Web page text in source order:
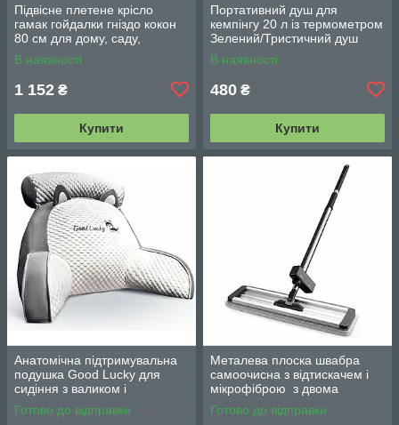
Підвісне плетене крісло
гамак гойдалки гніздо кокон
80 см для дому, саду,
балкона та тераси
В наявності
1 152 ₴
Купити
Портативний душ для
кемпінгу 20 л із термометром
Зелений/Тристичний душ
переносний з лійкою/
Польовий душ сумка
В наявності
480 ₴
Купити
Анатомічна підтримувальна
подушка Good Lucky для
сидіння з валиком і
підлокітниками
Готово до відправки
Металева плоска швабра
самоочисна з відтискачем і
мікрофіброю з двома
змінними насадками M06
42см
Готово до відправки